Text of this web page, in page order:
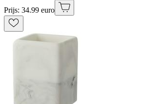
Prijs: 34.99 euro